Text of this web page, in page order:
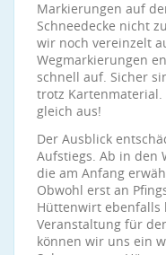
Markierungen auf
Schneedecke nicht
wir noch vereinzelt
Wegmarkierungen
schnell auf. Sicher
trotz Kartenmaterial.
gleich aus!
Der Ausblick
Aufstiegs. Ab in den
die am Anfang
Obwohl erst an
Hüttenwirt ebenfalls
Veranstaltung für
können wir uns ein